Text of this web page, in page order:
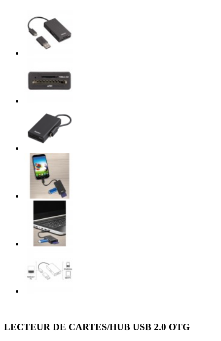
LECTEUR DE CARTES/HUB USB 2.0 OTG